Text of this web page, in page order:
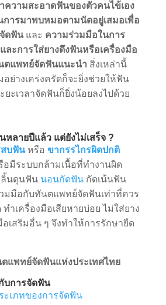
ความสะอาดฟันของตัวคนไข้เอง
การมาพบหมอตามนัดอยู่เสมอเพื่อ
ดฟัน และ ความร่วมมือในการ
ละการใส่ยางดึงฟันหรือเครื่องมือ
ตแพทย์จัดฟันแนะนำ สิ่งเหล่านี้
ย่างเคร่งครัดก็จะยิ่งช่วยให้ฟัน
ยะเวลาจัดฟันก็ยิ่งน้อยลงไปด้วย
ลายปีแล้ว แต่ยังไม่เสร็จ ?
สบฟัน หรือ ขากรรไกรผิดปกติ
มีระบบกล้ามเนื้อที่ทำงานผิด
ลิ้นดุนฟัน นอนกัดฟันกัดเน้นฟัน
มมือกับทันตแพทย์จัดฟันเท่าที่ควร
ำเครื่องมือเสียหายบ่อย ไม่ใส่ยาง
เสริมอื่น ๆ จึงทำให้การรักษายืด
แพทย์จัดฟันแห่งประเทศไทย
บการจัดฟัน
ะเภทของการจัดฟัน